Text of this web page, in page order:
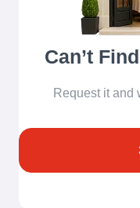
Can’t
Request it and